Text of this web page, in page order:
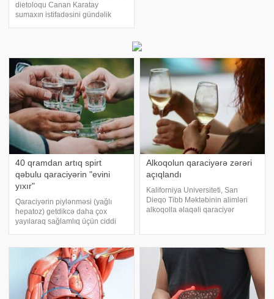
dietoloqu Canan Karatay
sumaxın istifadəsini gündəlik
bağırsaqlar v
40 qramdan artıq spirt
qəbulu qaraciyərin "evini
yıxır"
Qaraciyərin piylənməsi (yağlı
hepatoz) getdikcə daha çox
yayılaraq sağlamlıq üçün ciddi
normal çəkili insanlarda da
müşahidə oluna bilər. xəbər verir
ki, rusiyal
Alkoqolun qaraciyərə zərəri
açıqlandı
Kaliforniya Universiteti, San
Dieqo Tibb Məktəbinin alimləri
alkoqolla əlaqəli qaraciyər
istifadəsi bağırsaqda
bakteriyaların nəzarətd